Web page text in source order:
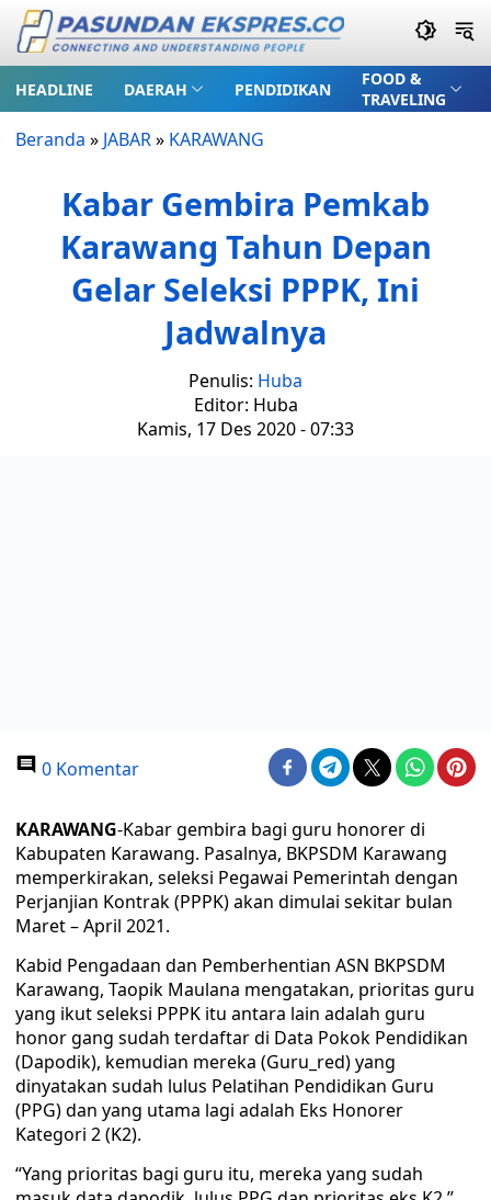
HEADLINE DAERAH PENDIDIKAN
FOOD &
TRAVELING
Beranda » JABAR» KARAWANG
Kabar Gembira Pemkab
Karawang Tahun Depan
Gelar Seleksi PPPK, Ini
Jadwalnya
Penulis: Huba
Editor: Huba
Kamis, 17 Des 2020 - 07:33
0 Komentar
KARAWANG-Kabar gembira bagi guru honorer di
Kabupaten Karawang. Pasalnya, BKPSDM Karawang
memperkirakan, seleksi Pegawai Pemerintah dengan
Perjanjian Kontrak (PPPK) akan dimulai sekitar bulan
Maret – April 2021.
Kabid Pengadaan dan Pemberhentian ASN BKPSDM
Karawang, Taopik Maulana mengatakan, prioritas guru
yang ikut seleksi PPPK itu antara lain adalah guru
honor gang sudah terdaftar di Data Pokok Pendidikan
(Dapodik), kemudian mereka (Guru_red) yang
dinyatakan sudah lulus Pelatihan Pendidikan Guru
(PPG) dan yang utama lagi adalah Eks Honorer
Kategori 2 (K2).
“Yang prioritas bagi guru itu, mereka yang sudah